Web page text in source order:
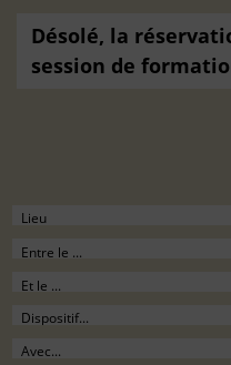
Désolé, la
session de